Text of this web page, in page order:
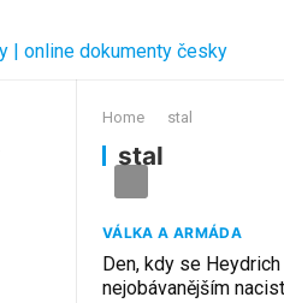
Home stal
stal
VÁLKA A ARMÁDA
Den, kdy se
nejobávanějším